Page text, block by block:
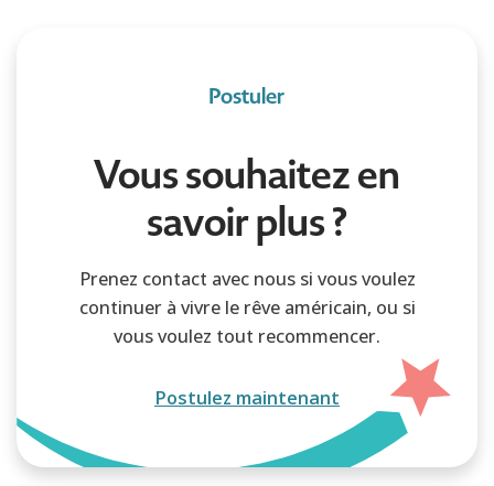
Postuler
Vous souhaitez en
savoir plus ?
Prenez contact avec nous si vous voulez
continuer à vivre le rêve américain, ou si
vous voulez tout recommencer.
Postulez maintenant